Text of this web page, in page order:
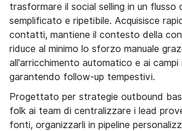
trasformare il social selling in un flusso
semplificato e ripetibile. Acquisisce
contatti, mantiene il contesto della
riduce al minimo lo sforzo manuale
all'arricchimento automatico e ai campi
garantendo follow-up tempestivi.
Progettato per strategie outbound
folk ai team di centralizzare i lead
fonti, organizzarli in pipeline